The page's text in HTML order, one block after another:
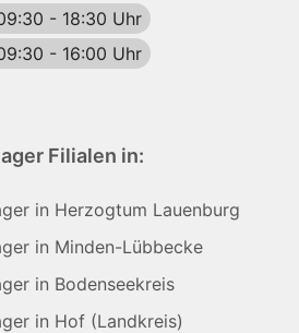
- 18:30 Uhr
- 16:00 Uhr
Filialen in:
in Herzogtum Lauenburg
in Minden-Lübbecke
in Bodenseekreis
in Hof (Landkreis)